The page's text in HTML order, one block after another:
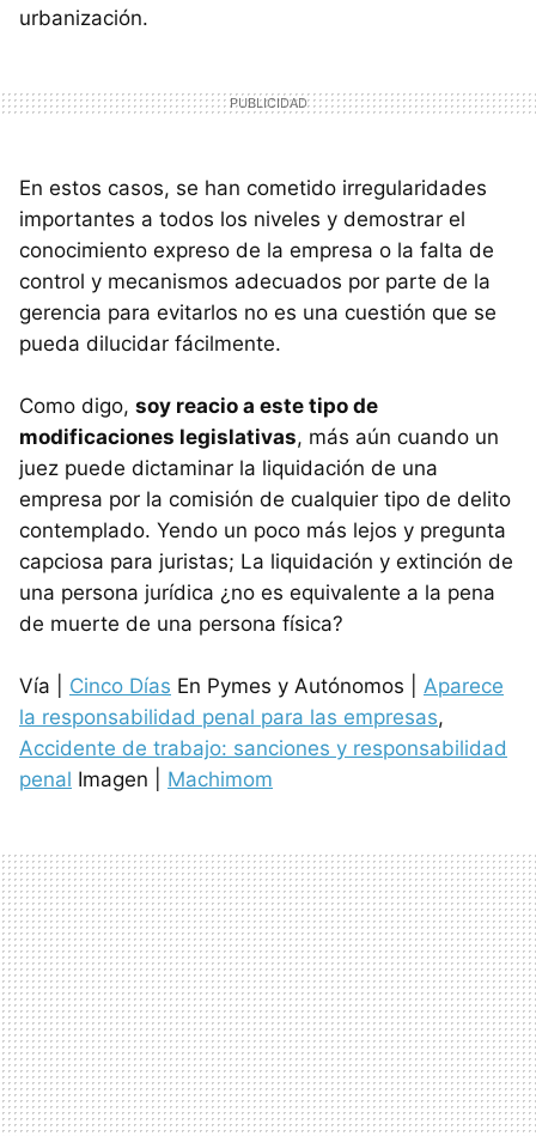
urbanización.
En estos casos, se han cometido irregularidades
importantes a todos los niveles y demostrar el
conocimiento expreso de la empresa o la falta de
control y mecanismos adecuados por parte de la
gerencia para evitarlos no es una cuestión que se
pueda dilucidar fácilmente.
Como digo, soy reacio a este tipo de
modificaciones legislativas, más aún cuando un
juez puede dictaminar la liquidación de una
empresa por la comisión de cualquier tipo de delito
contemplado. Yendo un poco más lejos y pregunta
capciosa para juristas; La liquidación y extinción de
una persona jurídica ¿no es equivalente a la pena
de muerte de una persona física?
Vía | Cinco Días En Pymes y Autónomos | Aparece
la responsabilidad penal para las empresas,
Accidente de trabajo: sanciones y responsabilidad
penal Imagen | Machimom